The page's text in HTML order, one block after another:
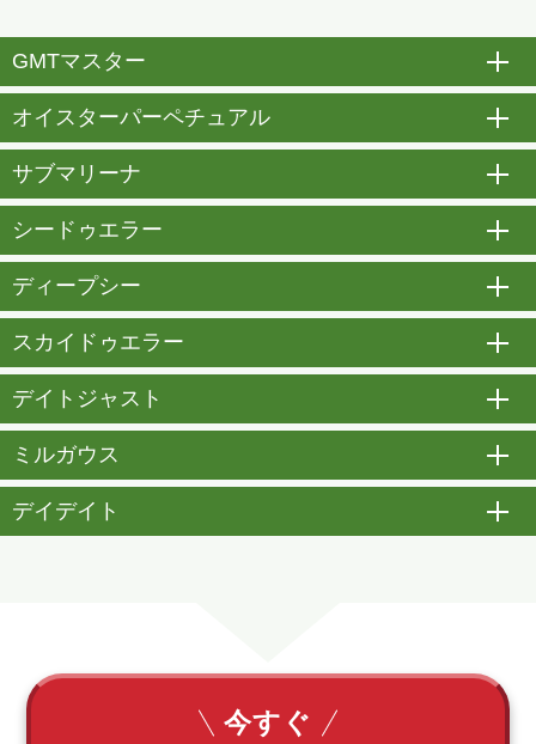
GMTマスター
オイスターパーペチュアル
サブマリーナ
シードゥエラー
ディープシー
スカイドゥエラー
デイトジャスト
ミルガウス
デイデイト
今すぐ